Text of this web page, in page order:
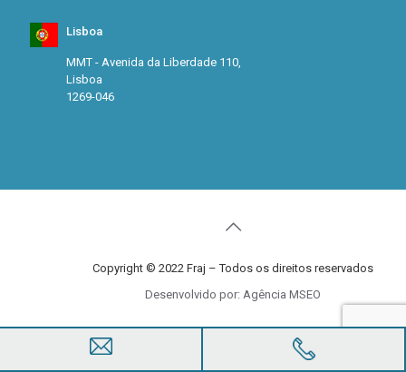
Lisboa
MMT - Avenida da Liberdade 110,
Lisboa
1269-046
Copyright © 2022 Fraj – Todos os direitos reservados
Desenvolvido por: Agência MSEO